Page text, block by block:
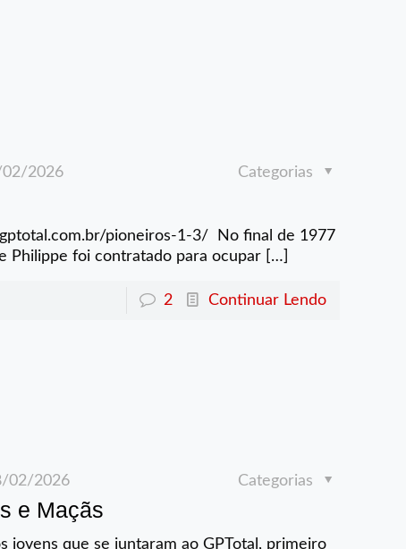
2026 Categorias
pioneiros-1-3/ No final de 1977
Philippe foi contratado para ocupar[…]
2 Continuar Lendo
02/2026 Categorias
e Maçãs
jovens que se juntaram ao GPTotal, primeiro